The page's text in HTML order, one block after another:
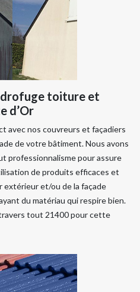
toiture et
d’Or
avec nos couvreurs et façadiers
de votre bâtiment. Nous avons
professionnalisme pour assure
de produits efficaces et
extérieur et/ou de la façade
du matériau qui respire bien.
tout 21400 pour cette